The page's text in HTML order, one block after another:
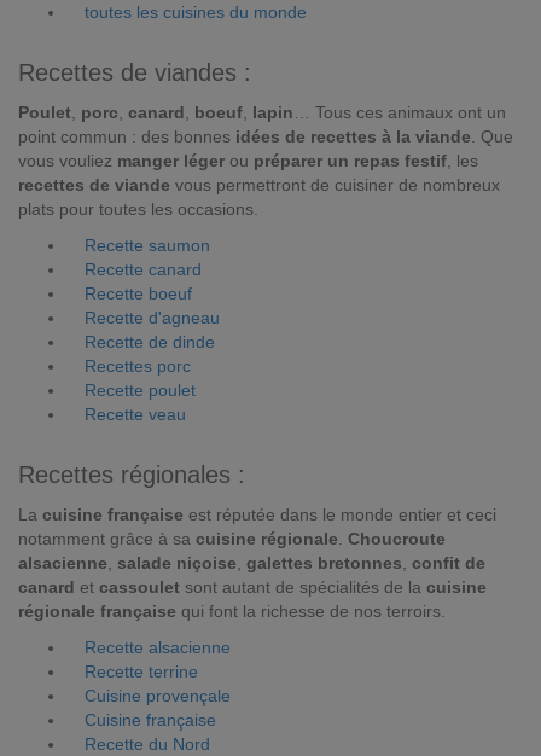
toutes les cuisines du monde
Recettes de viandes :
Poulet porc canard boeuf lapin … Tous ces animaux ont un
point commun : des bonnes idées de recettes à la viande . Que
vous vouliez manger léger ou préparer un repas festif , les
recettes de viande vous permettront de cuisiner de nombreux
plats pour toutes les occasions.
Recette saumon
Recette canard
Recette boeuf
Recette d'agneau
Recette de dinde
Recettes porc
Recette poulet
Recette veau
Recettes régionales :
La cuisine française est réputée dans le monde entier et ceci
notamment grâce à sa cuisine régionale Choucroute
alsacienne
salade niçoise galettes bretonnes confit de
canard et cassoulet sont autant de spécialités de la cuisine
régionale française qui font la richesse de nos terroirs.
Recette alsacienne
Recette terrine
Cuisine provençale
Cuisine française
Recette du Nord